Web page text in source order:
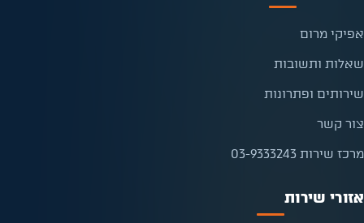
אפיקי מרום
שאלות ותשובות
שירותים ופתרונות
צור קשר
מרכז שירות 03-9333243
אזורי שירות